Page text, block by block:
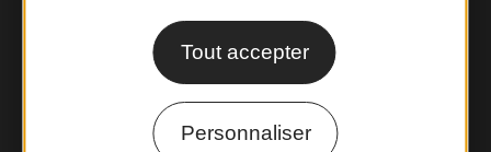
Tout accepter
Personnaliser